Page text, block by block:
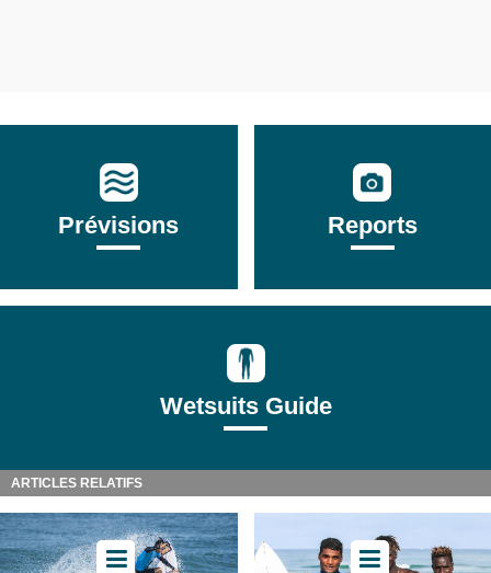
Prévisions Reports
Wetsuits Guide
ARTICLES RELATIFS